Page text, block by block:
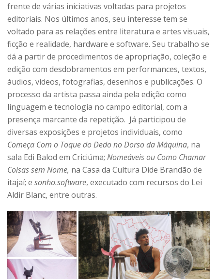
frente de várias iniciativas voltadas para projetos
editoriais. Nos últimos anos, seu interesse tem se
voltado para as relações entre literatura e artes visuais,
ficção e realidade, hardware e software. Seu trabalho se
dá a partir de procedimentos de apropriação, coleção e
edição com desdobramentos em performances, textos,
áudios, vídeos, fotografias, desenhos e publicações. O
processo da artista passa ainda pela edição como
linguagem e tecnologia no campo editorial, com a
presença marcante da repetição. Já participou de
diversas exposições e projetos individuais, como
Começa Com o Toque do Dedo no Dorso da Máquina, na
sala Edi Balod em Criciúma; Nomeáveis ou Como Chamar
Coisas sem Nome, na Casa da Cultura Dide Brandão de
itajaí; e sonho.software, executado com recursos do Lei
Aldir Blanc, entre outras.